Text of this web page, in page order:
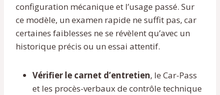
configuration mécanique et l’usage passé. Sur
ce modèle, un examen rapide ne suffit pas, car
certaines faiblesses ne se révèlent qu’avec un
historique précis ou un essai attentif.
Vérifier le carnet d’entretien, le Car-Pass
et les procès-verbaux de contrôle technique